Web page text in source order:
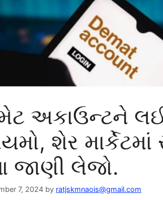
અકાઉન્ટને
શેર માર્કેટમાં
લેજો.
7, 2024 by ratjskmnaois@gmail.com